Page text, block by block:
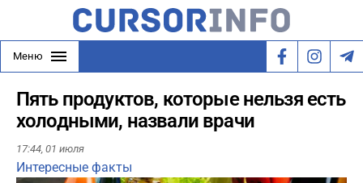
Меню
Пять продуктов, которые нельзя есть
холодными, назвали врачи
17:44, 01 июля
Интересные факты